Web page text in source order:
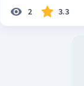
undang-
2 3.3